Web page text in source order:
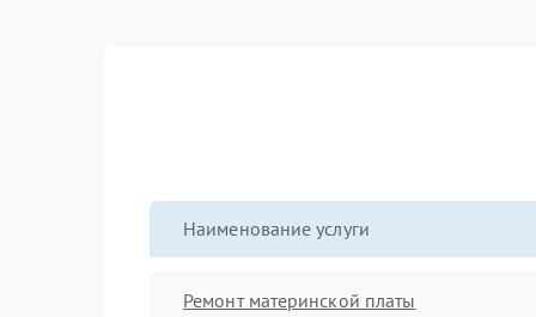
Наименование услуги
Ремонт материнской платы